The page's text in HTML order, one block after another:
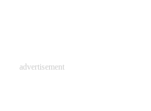
advertisement